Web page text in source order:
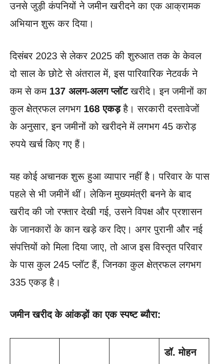
उनसे जुड़ी कंपनियों ने जमीन खरीदने का एक आक्रामक
अभियान शुरू कर दिया।
दिसंबर 2023 से लेकर 2025 की शुरुआत तक के केवल
दो साल के छोटे से अंतराल में, इस पारिवारिक नेटवर्क ने
कम से कम 137 अलग-अलग प्लॉटखरीदे। इन जमीनों का
कुल क्षेत्रफल लगभग 168 एकड़है। सरकारी दस्तावेजों
के अनुसार, इन जमीनों को खरीदने में लगभग 45 करोड़
रुपये खर्च किए गए हैं।
यह कोई अचानक शुरू हुआ व्यापार नहीं है। परिवार के पास
पहले से भी जमीनें थीं। लेकिन मुख्यमंत्री बनने के बाद
खरीद की जो रफ्तार देखी गई, उसने विपक्ष और प्रशासन
के जानकारों के कान खड़े कर दिए। अगर पुरानी और नई
संपत्तियों को मिला दिया जाए, तो आज इस विस्तृत परिवार
के पास कुल 245 प्लॉट हैं, जिनका कुल क्षेत्रफल लगभग
335 एकड़ है।
जमीन खरीद के आंकड़ों का एक स्पष्ट ब्यौरा:
डॉ. मोहन